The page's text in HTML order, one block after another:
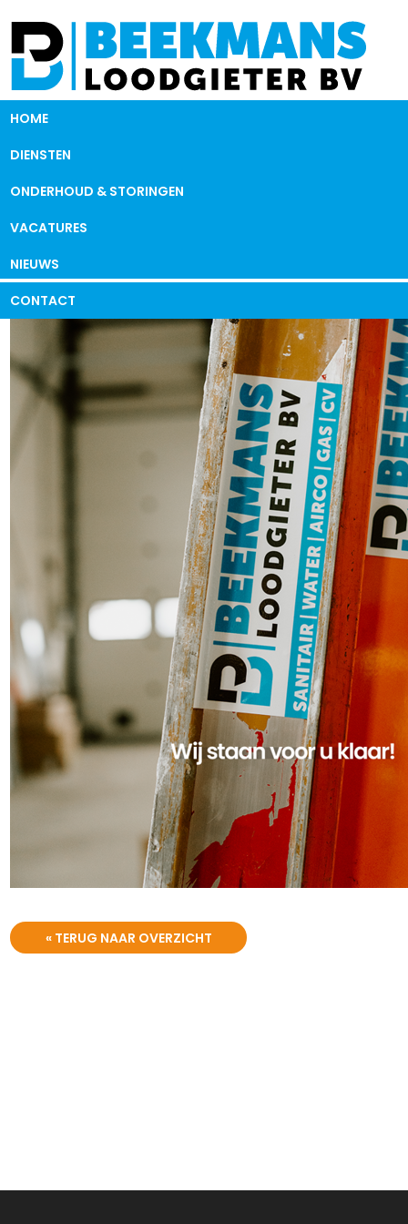
HOME
DIENSTEN
ONDERHOUD & STORINGEN
VACATURES
NIEUWS
CONTACT
« TERUG NAAR OVERZICHT